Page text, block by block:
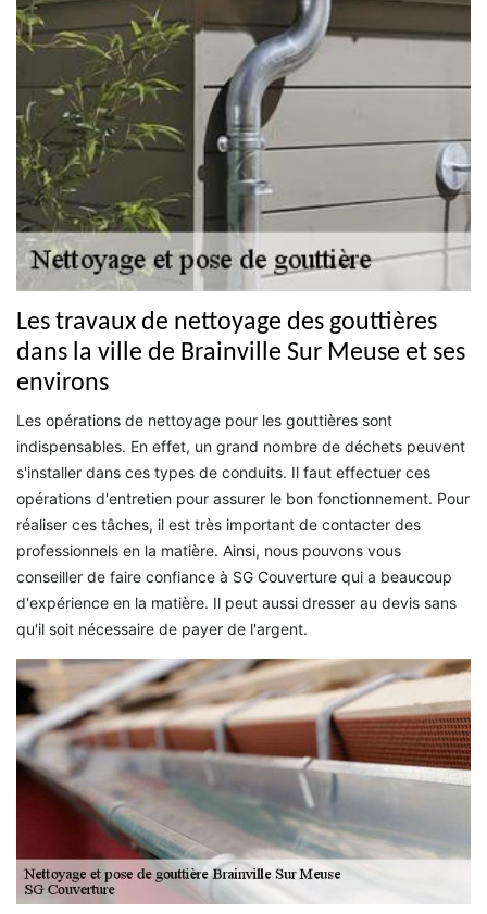
Les travaux de nettoyage des gouttières
dans la ville de Brainville Sur Meuse et ses
environs
Les opérations de nettoyage pour les gouttières sont
indispensables. En effet, un grand nombre de déchets peuvent
s'installer dans ces types de conduits. Il faut effectuer ces
opérations d'entretien pour assurer le bon fonctionnement. Pour
réaliser ces tâches, il est très important de contacter des
professionnels en la matière. Ainsi, nous pouvons vous
conseiller de faire confiance à SG Couverture qui a beaucoup
d'expérience en la matière. Il peut aussi dresser au devis sans
qu'il soit nécessaire de payer de l'argent.